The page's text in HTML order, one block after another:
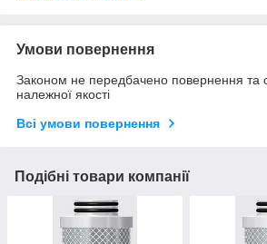
Умови повернення
Законом не передбачено повернення та
належної якості
Всі умови повернення
Подібні товари компанії